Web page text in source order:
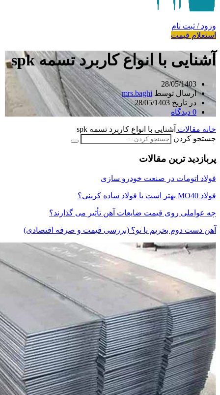
ورود / ثبت نام
استعلام قیمت
آشنایی با انواع کاربرد تسمه spk
28/05/1403
ارسال توسط mrs.baghi
در تاریخ 28/05/1403
0 دیدگاه
خانه مقالات آشنایی با انواع کاربرد تسمه spk
جستجو کردن
پربازدید ترین مقالات
فولاد اتومات در صنعت خودرو سازی
فولاد MO40 بهتر است یا فولاد ساده کربنی؟
چه عواملی روی قیمت ضایعات آهن تأثیر می گذارند؟
آهن دست دوم بخریم یا نو؟ (بررسی قیمت و صرفه اقتصادی)